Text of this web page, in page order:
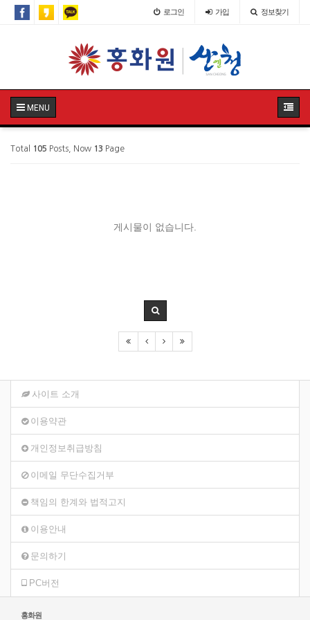
로그인 가입 정보찾기
MENU
Total 105 Posts, Now 13 Page
게시물이 없습니다.
사이트 소개
이용약관
개인정보취급방침
이메일 무단수집거부
책임의 한계와 법적고지
이용안내
문의하기
PC버전
홍화원